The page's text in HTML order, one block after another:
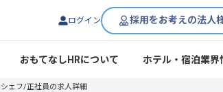
ログイン 採用をお考えの法人
おもてなしHRについて ホテル・宿泊業界
ェフ/正社員の求人詳細